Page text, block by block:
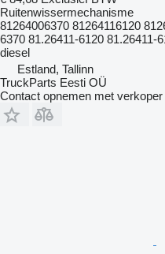
Ruitenwissermechanisme
81264006370 81264116120
6370 81.26411-6120 81.26411-
diesel
Estland, Tallinn
TruckParts Eesti OÜ
Contact opnemen met verkoper